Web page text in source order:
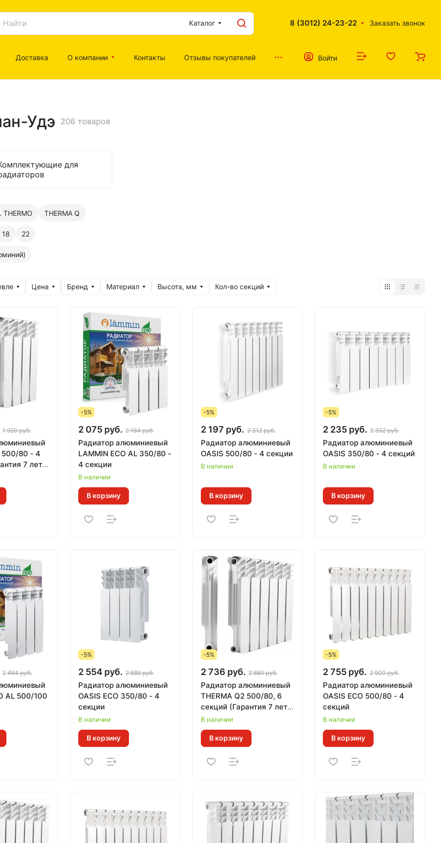
Каталог 8 (3012) 24-23-22 Заказать звонок
Доставка О компании Контакты Отзывы покупателей Войти
Удэ 206 товаров
для
THERMO THERMA Q
18 22
Цена Бренд Материал Высота, мм Кол-во секций
1 920 руб.
500/80 - 4
7 лет,
за 1 секц)
-5%
2 075 руб. 2 184 руб.
Радиатор алюминиевый
LAMMIN ЕСО AL 350/80 -
4 секции
В наличии
В корзину
-5%
2 197 руб. 2 312 руб.
Радиатор алюминиевый
OASIS 500/80 - 4 секции
В наличии
В корзину
-5%
2 235 руб. 2 352 руб.
Радиатор алюминиевый
OASIS 350/80 - 4 секций
В наличии
В корзину
2 464 руб.
-5%
2 554 руб. 2 688 руб.
Радиатор алюминиевый
OASIS ECO 350/80 - 4
секции
В наличии
В корзину
-5%
2 736 руб. 2 880 руб.
Радиатор алюминиевый
THERMA Q2 500/80, 6
секций (Гарантия 7 лет,
Теп. 0,131 кВт за 1 сек)
В наличии
В корзину
-5%
2 755 руб. 2 900 руб.
Радиатор алюминиевый
OASIS ECO 500/80 - 4
секций
В наличии
В корзину